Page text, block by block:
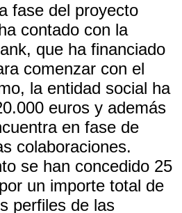
fase del proyecto
contado con la
que ha financiado
comenzar con el
la entidad social ha
euros y además
en fase de
colaboraciones.
se han concedido 25
un importe total de
perfiles de las